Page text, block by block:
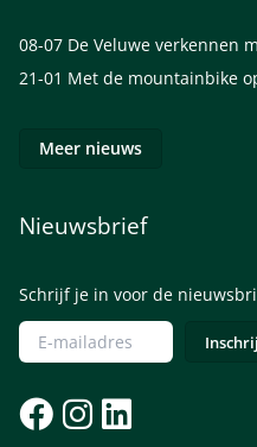
08-07 De Veluwe verkennen
21-01 Met de mountainbike
Meer nieuws
Nieuwsbrief
Schrijf je in voor de